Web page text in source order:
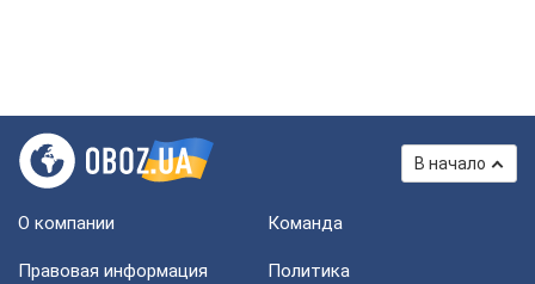
В начало
О компании Команда
Правовая информация
Политика